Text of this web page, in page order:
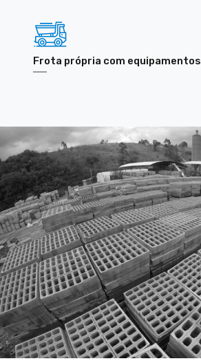
Frota própria com equipamentos